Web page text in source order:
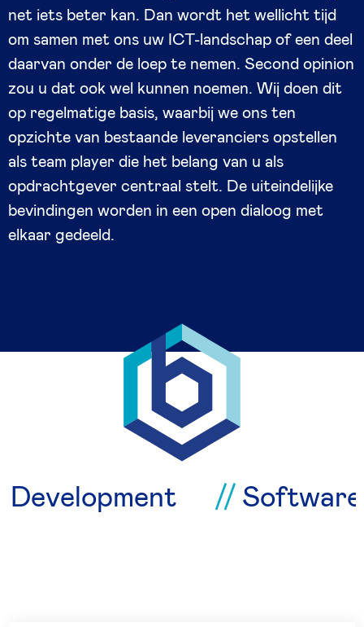
net iets beter kan. Dan wordt het wellicht tijd
om samen met ons uw ICT-landschap of een deel
daarvan onder de loep te nemen. Second opinion
zou u dat ook wel kunnen noemen. Wij doen dit
op regelmatige basis, waarbij we ons ten
opzichte van bestaande leveranciers opstellen
als team player die het belang van u als
opdrachtgever centraal stelt. De uiteindelijke
bevindingen worden in een open dialoog met
elkaar gedeeld.
Development